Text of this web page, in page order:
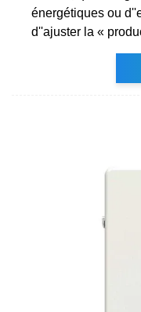
énergétiques ou
d''ajuster la «